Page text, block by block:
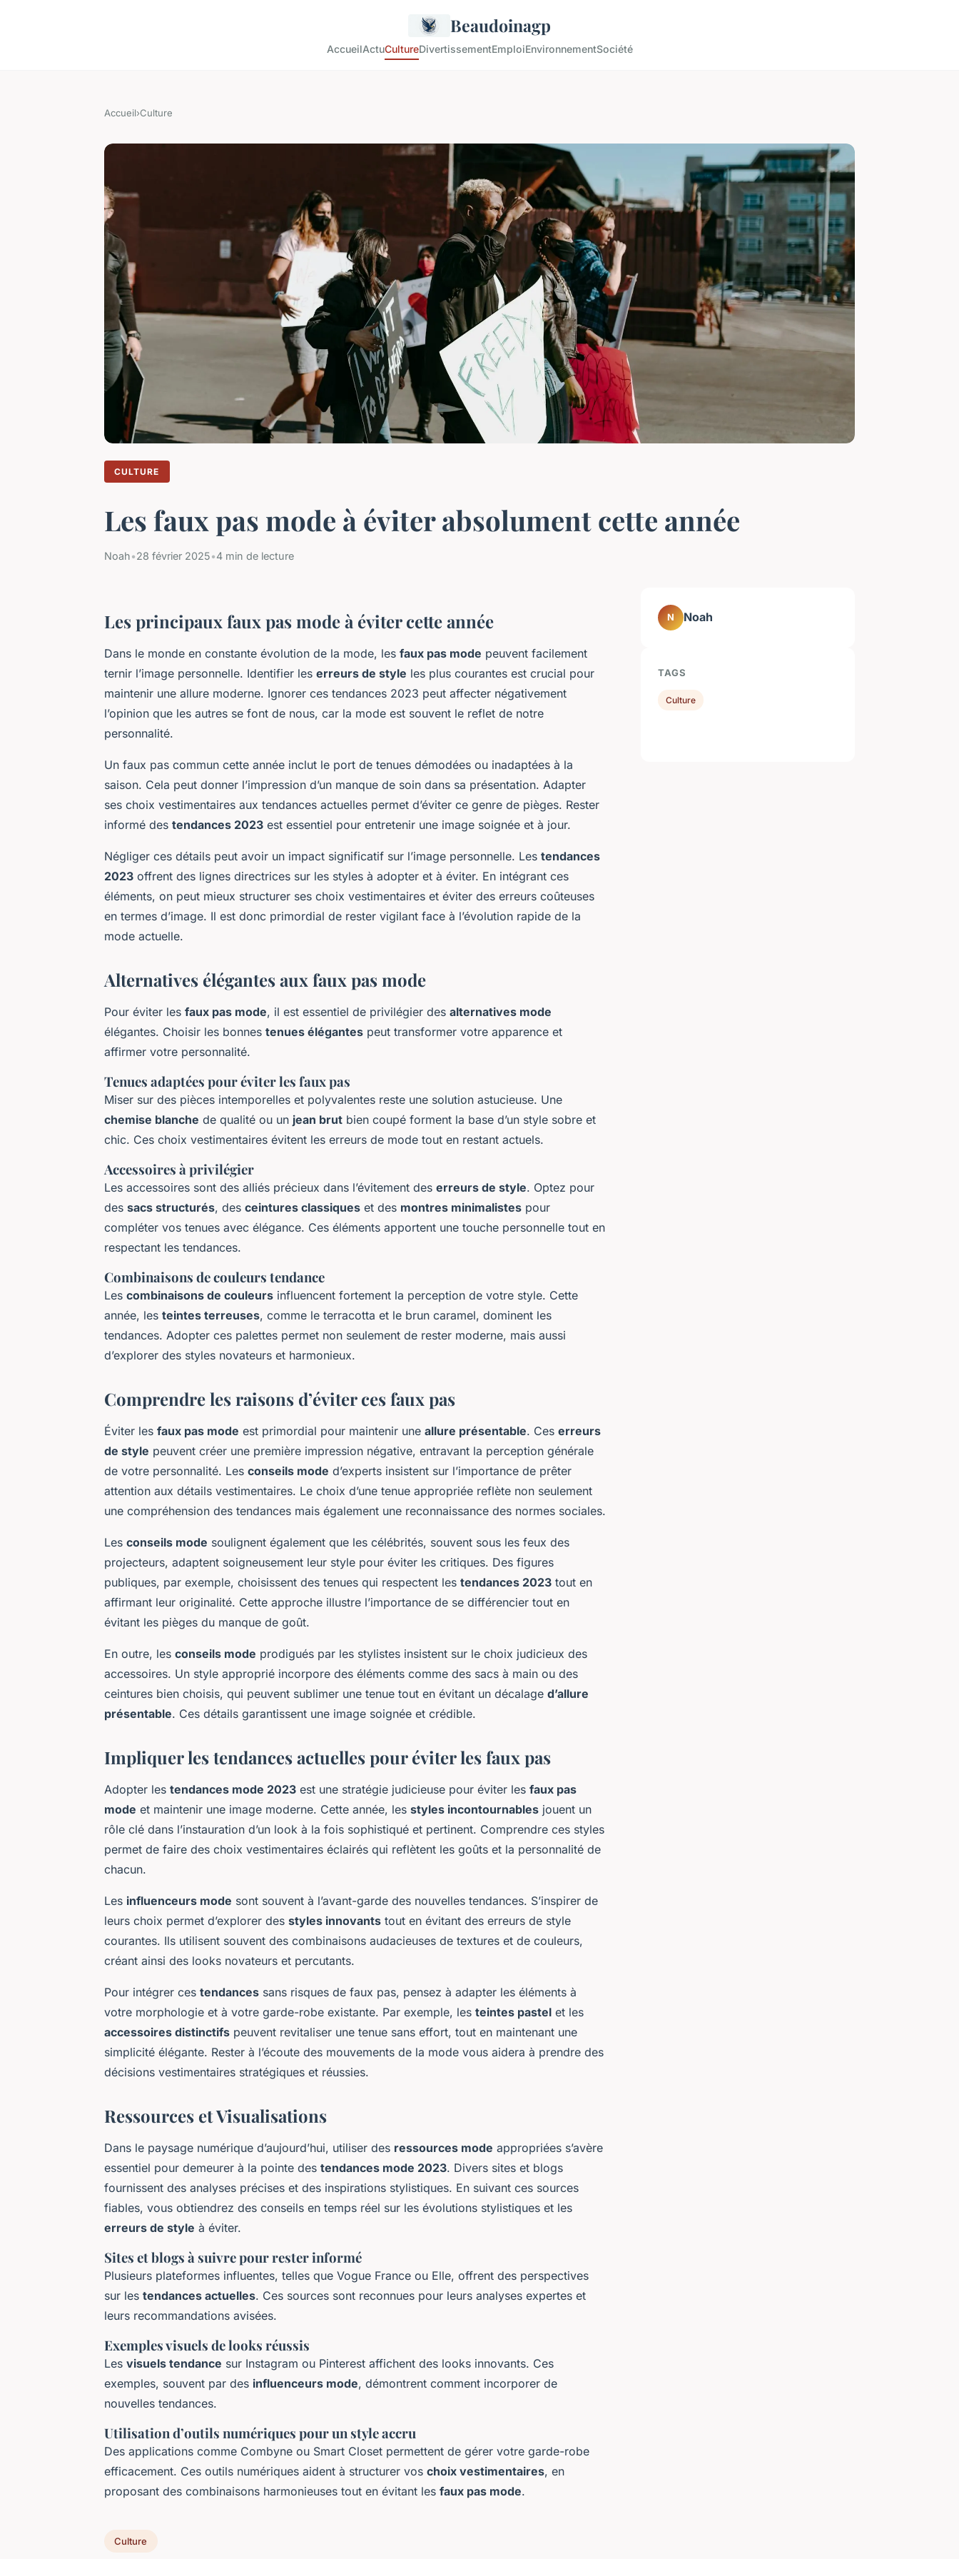
Beaudoinagp
AccueilActuCultureDivertissementEmploiEnvironnementSociété
Accueil›Culture
CULTURE
Les faux pas mode à éviter absolument cette année
Noah•28 février 2025•4 min de lecture
Les principaux faux pas mode à éviter cette année
Dans le monde en constante évolution de la mode, les faux pas mode peuvent facilement
ternir l’image personnelle. Identifier les erreurs de style les plus courantes est crucial pour
maintenir une allure moderne. Ignorer ces tendances 2023 peut affecter négativement
l’opinion que les autres se font de nous, car la mode est souvent le reflet de notre
personnalité.
Un faux pas commun cette année inclut le port de tenues démodées ou inadaptées à la
saison. Cela peut donner l’impression d’un manque de soin dans sa présentation. Adapter
ses choix vestimentaires aux tendances actuelles permet d’éviter ce genre de pièges. Rester
informé des tendances 2023 est essentiel pour entretenir une image soignée et à jour.
Négliger ces détails peut avoir un impact significatif sur l’image personnelle. Les tendances
2023 offrent des lignes directrices sur les styles à adopter et à éviter. En intégrant ces
éléments, on peut mieux structurer ses choix vestimentaires et éviter des erreurs coûteuses
en termes d’image. Il est donc primordial de rester vigilant face à l’évolution rapide de la
mode actuelle.
Alternatives élégantes aux faux pas mode
Pour éviter les faux pas mode, il est essentiel de privilégier des alternatives mode
élégantes. Choisir les bonnes tenues élégantes peut transformer votre apparence et
affirmer votre personnalité.
Tenues adaptées pour éviter les faux pas
Miser sur des pièces intemporelles et polyvalentes reste une solution astucieuse. Une
chemise blanche de qualité ou un jean brut bien coupé forment la base d’un style sobre et
chic. Ces choix vestimentaires évitent les erreurs de mode tout en restant actuels.
Accessoires à privilégier
Les accessoires sont des alliés précieux dans l’évitement des erreurs de style. Optez pour
des sacs structurés, des ceintures classiques et des montres minimalistes pour
compléter vos tenues avec élégance. Ces éléments apportent une touche personnelle tout en
respectant les tendances.
Combinaisons de couleurs tendance
Les combinaisons de couleurs influencent fortement la perception de votre style. Cette
année, les teintes terreuses, comme le terracotta et le brun caramel, dominent les
tendances. Adopter ces palettes permet non seulement de rester moderne, mais aussi
d’explorer des styles novateurs et harmonieux.
Comprendre les raisons d’éviter ces faux pas
Éviter les faux pas mode est primordial pour maintenir une allure présentable. Ces erreurs
de style peuvent créer une première impression négative, entravant la perception générale
de votre personnalité. Les conseils mode d’experts insistent sur l’importance de prêter
attention aux détails vestimentaires. Le choix d’une tenue appropriée reflète non seulement
une compréhension des tendances mais également une reconnaissance des normes sociales.
Les conseils mode soulignent également que les célébrités, souvent sous les feux des
projecteurs, adaptent soigneusement leur style pour éviter les critiques. Des figures
publiques, par exemple, choisissent des tenues qui respectent les tendances 2023 tout en
affirmant leur originalité. Cette approche illustre l’importance de se différencier tout en
évitant les pièges du manque de goût.
En outre, les conseils mode prodigués par les stylistes insistent sur le choix judicieux des
accessoires. Un style approprié incorpore des éléments comme des sacs à main ou des
ceintures bien choisis, qui peuvent sublimer une tenue tout en évitant un décalage d’allure
présentable. Ces détails garantissent une image soignée et crédible.
Impliquer les tendances actuelles pour éviter les faux pas
Adopter les tendances mode 2023 est une stratégie judicieuse pour éviter les faux pas
mode et maintenir une image moderne. Cette année, les styles incontournables jouent un
rôle clé dans l’instauration d’un look à la fois sophistiqué et pertinent. Comprendre ces styles
permet de faire des choix vestimentaires éclairés qui reflètent les goûts et la personnalité de
chacun.
Les influenceurs mode sont souvent à l’avant-garde des nouvelles tendances. S’inspirer de
leurs choix permet d’explorer des styles innovants tout en évitant des erreurs de style
courantes. Ils utilisent souvent des combinaisons audacieuses de textures et de couleurs,
créant ainsi des looks novateurs et percutants.
Pour intégrer ces tendances sans risques de faux pas, pensez à adapter les éléments à
votre morphologie et à votre garde-robe existante. Par exemple, les teintes pastel et les
accessoires distinctifs peuvent revitaliser une tenue sans effort, tout en maintenant une
simplicité élégante. Rester à l’écoute des mouvements de la mode vous aidera à prendre des
décisions vestimentaires stratégiques et réussies.
Ressources et Visualisations
Dans le paysage numérique d’aujourd’hui, utiliser des ressources mode appropriées s’avère
essentiel pour demeurer à la pointe des tendances mode 2023. Divers sites et blogs
fournissent des analyses précises et des inspirations stylistiques. En suivant ces sources
fiables, vous obtiendrez des conseils en temps réel sur les évolutions stylistiques et les
erreurs de style à éviter.
Sites et blogs à suivre pour rester informé
Plusieurs plateformes influentes, telles que Vogue France ou Elle, offrent des perspectives
sur les tendances actuelles. Ces sources sont reconnues pour leurs analyses expertes et
leurs recommandations avisées.
Exemples visuels de looks réussis
Les visuels tendance sur Instagram ou Pinterest affichent des looks innovants. Ces
exemples, souvent par des influenceurs mode, démontrent comment incorporer de
nouvelles tendances.
Utilisation d’outils numériques pour un style accru
Des applications comme Combyne ou Smart Closet permettent de gérer votre garde-robe
efficacement. Ces outils numériques aident à structurer vos choix vestimentaires, en
proposant des combinaisons harmonieuses tout en évitant les faux pas mode.
Culture
N Noah
TAGS
Culture